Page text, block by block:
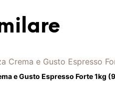
e Gusto Espresso Forte 1kg